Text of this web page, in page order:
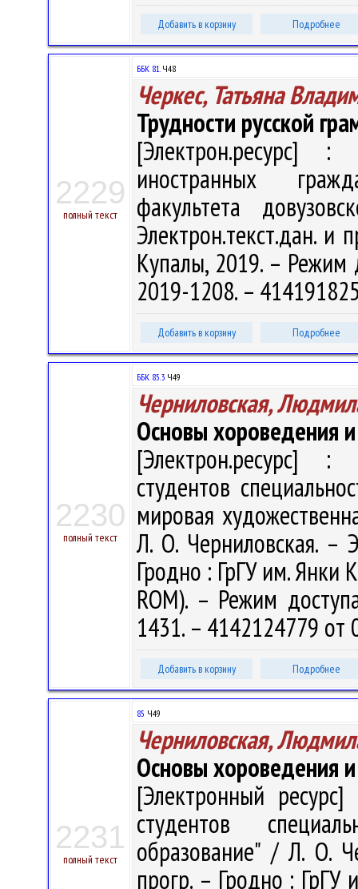
Добавить в корзину Подробнее
2229
полный текст
ББК 81.Ч48
Черкес, Татьяна
Трудности русской
[Электрон.ресурс] :
иностранных
факультета
Электрон.текст.дан. и
Купалы, 2019. – Режим
2019-1208. –
Добавить в корзину Подробнее
2230
полный текст
ББК 85.3 Ч49
Черниловская,
Основы хороведения
[Электрон.ресурс] :
студентов
мировая
Л. О. Черниловская. –
Гродно : ГрГУ им. Янки
ROM). – Режим
1431. – 4142124779 от
Добавить в корзину Подробнее
2231
полный текст
85 Ч49
Черниловская,
Основы хороведения
[Электронный
студентов
образование" / Л. О.
прогр. – Гродно :